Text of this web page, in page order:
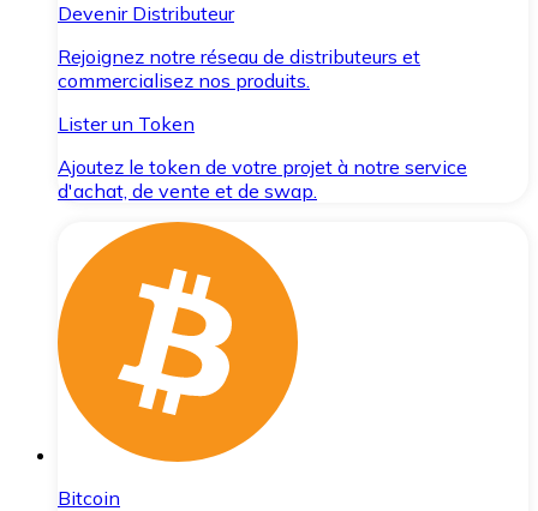
Devenir Distributeur
Rejoignez notre réseau de distributeurs et
commercialisez nos produits.
Lister un Token
Ajoutez le token de votre projet à notre service
d'achat, de vente et de swap.
Bitcoin